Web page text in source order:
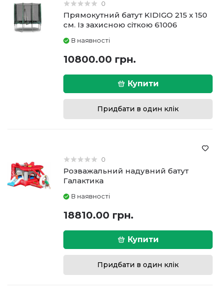
0
Прямокутний батут KIDIGO 215 х 150
см. Із захисною сіткою 61006
В наявності
10800.00 грн.
Купити
Придбати в один клік
0
Розважальний надувний батут
Галактика
В наявності
18810.00 грн.
Купити
Придбати в один клік